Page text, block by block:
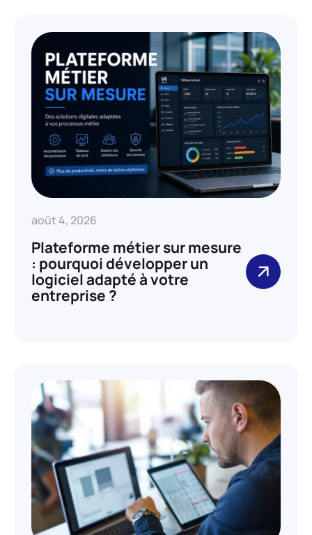
août 4, 2026
Plateforme métier sur mesure
: pourquoi développer un
logiciel adapté à votre
entreprise ?